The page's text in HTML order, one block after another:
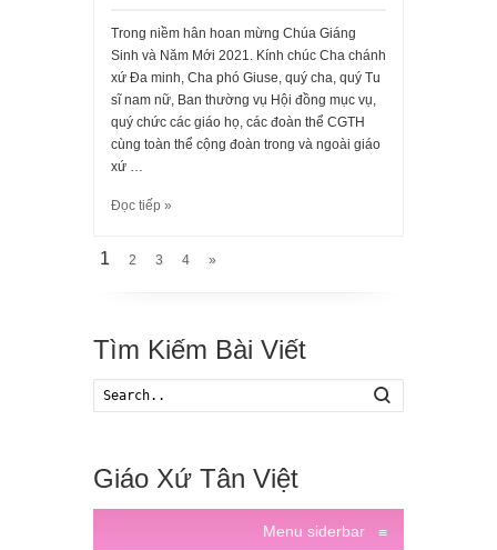
Trong niềm hân hoan mừng Chúa Giáng
Sinh và Năm Mới 2021. Kính chúc Cha chánh
xứ Đa minh, Cha phó Giuse, quý cha, quý Tu
sĩ nam nữ, Ban thường vụ Hội đồng mục vụ,
quý chức các giáo họ, các đoàn thể CGTH
cùng toàn thể cộng đoàn trong và ngoài giáo
xứ …
Đọc tiếp »
1 2 3 4 »
Tìm Kiếm Bài Viết
Giáo Xứ Tân Việt
Menu siderbar ≡